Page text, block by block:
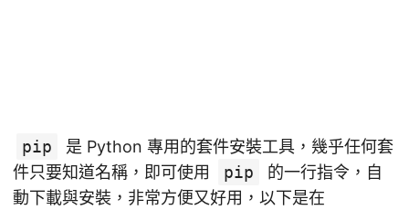
pip
是 Python 專用的套件安裝工具，幾乎任何套
件只要知道名稱，即可使用
pip
的一行指令，自
動下載與安裝，非常方便又好用，以下是在